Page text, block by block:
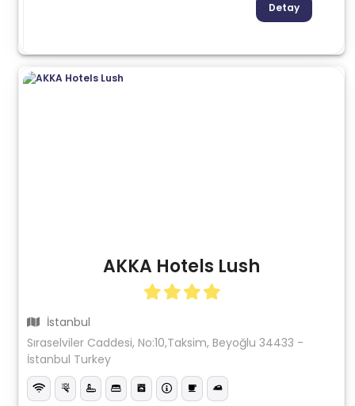
Detay
AKKA Hotels Lush
İstanbul
Sıraselviler Caddesi, No:10,Taksim, Beyoğlu 34433 -
İstanbul Turkey